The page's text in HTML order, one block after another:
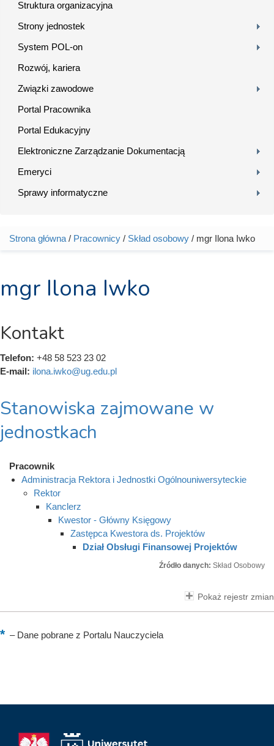
Struktura organizacyjna
Strony jednostek
System POL-on
Rozwój, kariera
Związki zawodowe
Portal Pracownika
Portal Edukacyjny
Elektroniczne Zarządzanie Dokumentacją
Emeryci
Sprawy informatyczne
Jesteś tutaj
Strona główna / Pracownicy / Skład osobowy / mgr Ilona Iwko
mgr Ilona Iwko
Kontakt
Telefon: +48 58 523 23 02
E-mail: ilona.iwko@ug.edu.pl
Stanowiska zajmowane w
jednostkach
Pracownik
Administracja Rektora i Jednostki Ogólnouniwersyteckie
Rektor
Kanclerz
Kwestor - Główny Księgowy
Zastępca Kwestora ds. Projektów
Dział Obsługi Finansowej Projektów
Źródło danych: Skład Osobowy
Pokaż rejestr zmian
–Dane pobrane z Portalu Nauczyciela